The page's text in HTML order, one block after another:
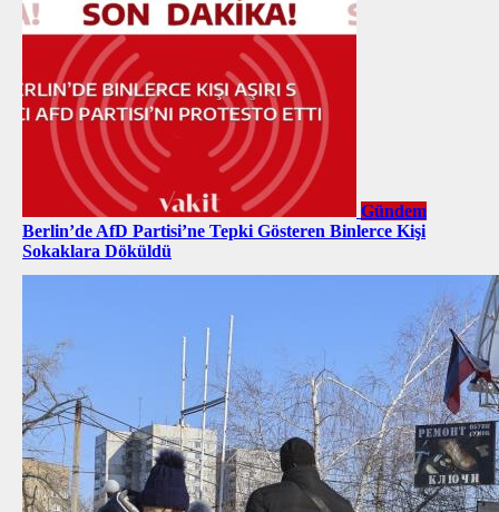
Gündem
Berlin’de AfD Partisi’ne Tepki Gösteren Binlerce Kişi
Sokaklara Döküldü